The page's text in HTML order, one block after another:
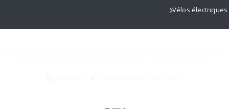
Vélos électriques